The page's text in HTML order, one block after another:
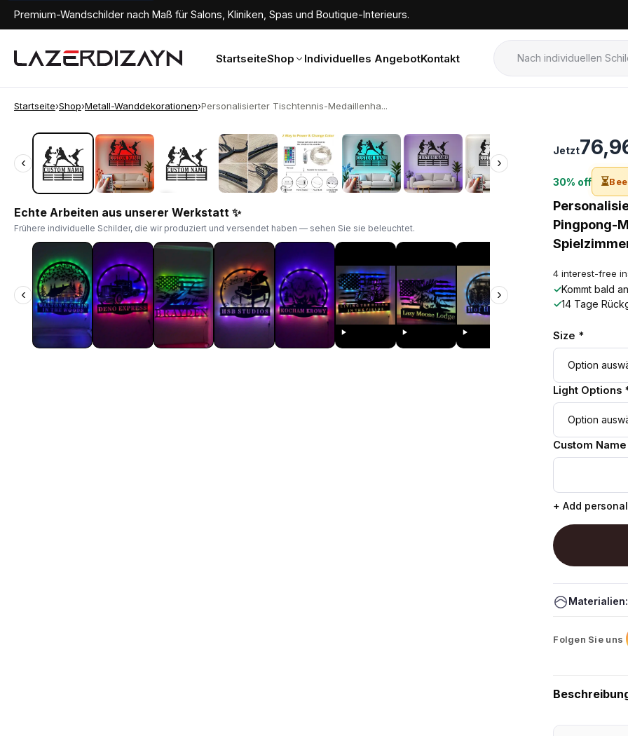
Premium-Wandschilder nach Maß für Salons, Kliniken, Spas und Boutique-Interieurs.
StartseiteShop Individuelles AngebotKontakt
Startseite›Shop›Metall-Wanddekorationen›Personalisierter Tischtennis-Medaillenha...
‹ ›
‹ ›
Echte Arbeiten aus unserer Werkstatt ✨
Frühere individuelle Schilder, die wir produziert und versendet haben — sehen Sie sie beleuchtet.
‹ ›
Jetzt
30% off ⏳
Pingpong-
4 interest-free
✓Kommt bald
✓14 Tage
Size *
Light Options
Custom
+ Add
Materialien:
Folgen Sie uns